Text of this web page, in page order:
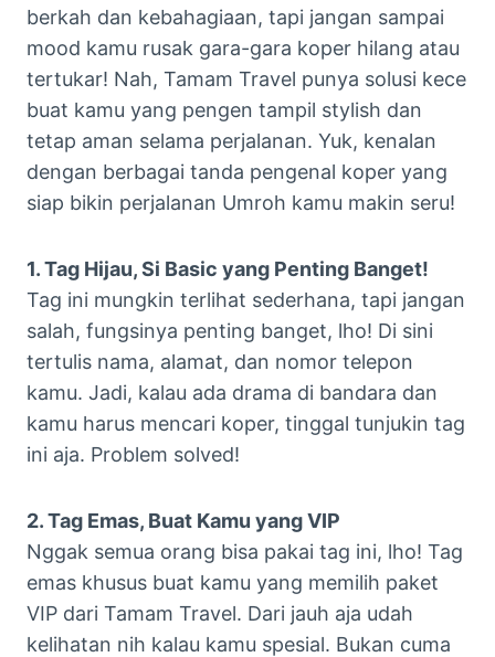
berkah dan kebahagiaan, tapi jangan sampai
mood kamu rusak gara-gara koper hilang atau
tertukar! Nah, Tamam Travel punya solusi kece
buat kamu yang pengen tampil stylish dan
tetap aman selama perjalanan. Yuk, kenalan
dengan berbagai tanda pengenal koper yang
siap bikin perjalanan Umroh kamu makin seru!
1. Tag Hijau, Si Basic yang Penting Banget!
Tag ini mungkin terlihat sederhana, tapi jangan
salah, fungsinya penting banget, lho! Di sini
tertulis nama, alamat, dan nomor telepon
kamu. Jadi, kalau ada drama di bandara dan
kamu harus mencari koper, tinggal tunjukin tag
ini aja. Problem solved!
2. Tag Emas, Buat Kamu yang VIP
Nggak semua orang bisa pakai tag ini, lho! Tag
emas khusus buat kamu yang memilih paket
VIP dari Tamam Travel. Dari jauh aja udah
kelihatan nih kalau kamu spesial. Bukan cuma